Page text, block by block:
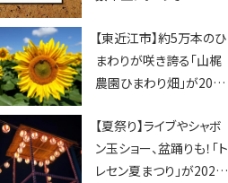
ショーなど
【東近江市】約5万本のひ
まわりが咲き誇る「山梶
農園ひまわり畑」が2026
ポットやキッチンカーも
登場！何度も入園できる
フリーパスも販売★
【夏祭り】ライブやシャボ
ン玉ショー、盆踊りも！「ト
レセン夏まつり」が2026